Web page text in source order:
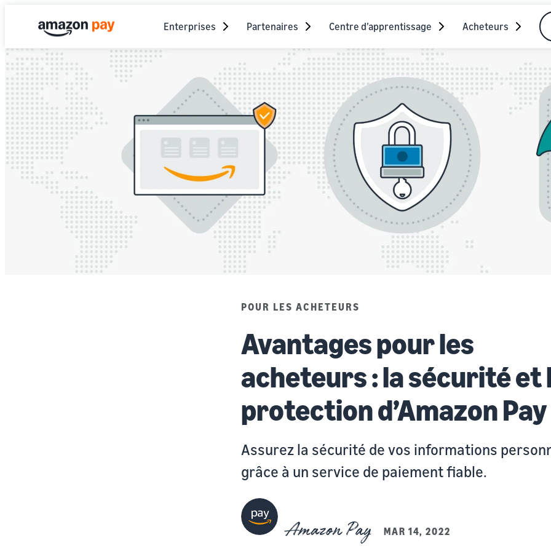
Enterprises Partenaires Centre d’apprentissage Acheteurs
POUR LES ACHETEURS
Avantages pour les
acheteurs : la sécurité et
protection d’Amazon Pay
Assurez la sécurité de vos informations
grâce à un service de paiement fiable.
Amazon Pay MAR 14, 2022